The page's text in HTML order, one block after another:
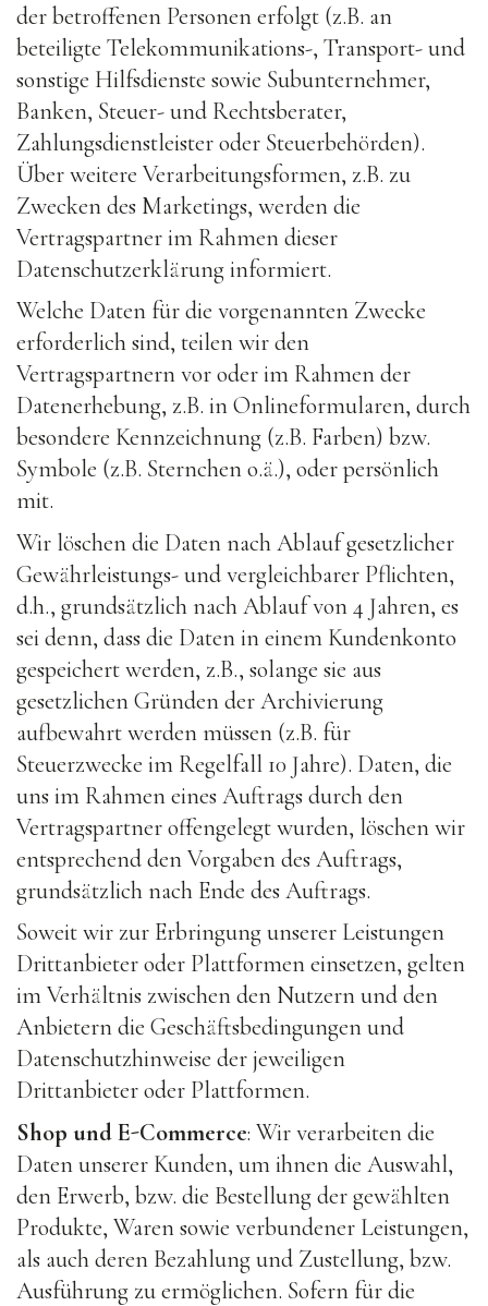
der betroffenen Personen erfolgt (z.B. an
beteiligte Telekommunikations-, Transport- und
sonstige Hilfsdienste sowie Subunternehmer,
Banken, Steuer- und Rechtsberater,
Zahlungsdienstleister oder Steuerbehörden).
Über weitere Verarbeitungsformen, z.B. zu
Zwecken des Marketings, werden die
Vertragspartner im Rahmen dieser
Datenschutzerklärung informiert.
Welche Daten für die vorgenannten Zwecke
erforderlich sind, teilen wir den
Vertragspartnern vor oder im Rahmen der
Datenerhebung, z.B. in Onlineformularen, durch
besondere Kennzeichnung (z.B. Farben) bzw.
Symbole (z.B. Sternchen o.ä.), oder persönlich
mit.
Wir löschen die Daten nach Ablauf gesetzlicher
Gewährleistungs- und vergleichbarer Pflichten,
d.h., grundsätzlich nach Ablauf von 4 Jahren, es
sei denn, dass die Daten in einem Kundenkonto
gespeichert werden, z.B., solange sie aus
gesetzlichen Gründen der Archivierung
aufbewahrt werden müssen (z.B. für
Steuerzwecke im Regelfall 10 Jahre). Daten, die
uns im Rahmen eines Auftrags durch den
Vertragspartner offengelegt wurden, löschen wir
entsprechend den Vorgaben des Auftrags,
grundsätzlich nach Ende des Auftrags.
Soweit wir zur Erbringung unserer Leistungen
Drittanbieter oder Plattformen einsetzen, gelten
im Verhältnis zwischen den Nutzern und den
Anbietern die Geschäftsbedingungen und
Datenschutzhinweise der jeweiligen
Drittanbieter oder Plattformen.
Shop und E-Commerce: Wir verarbeiten die
Daten unserer Kunden, um ihnen die Auswahl,
den Erwerb, bzw. die Bestellung der gewählten
Produkte, Waren sowie verbundener Leistungen,
als auch deren Bezahlung und Zustellung, bzw.
Ausführung zu ermöglichen. Sofern für die